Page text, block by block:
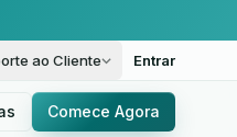
ao Cliente Entrar
Comece Agora